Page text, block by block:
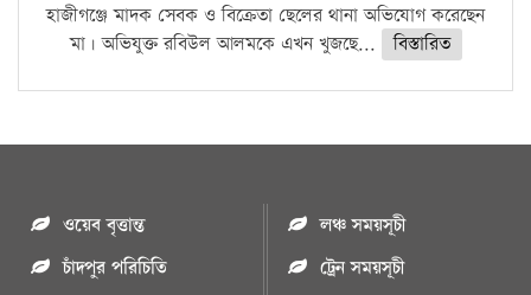
হাজীগঞ্জে মাদক সেবক ও বিক্রেতা ছেলের থানা অভিযোগ করেছেন
মা। অভিযুক্ত রবিউল আলমকে এখন খুজছে...
বিস্তারিত
ওয়েব বৃত্তান্ত
চাঁদপুর পরিচিতি
লঞ্চ সময়সূচী
ট্রেন সময়সূচী